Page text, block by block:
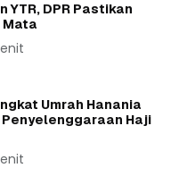
YTR, DPR Pastikan
Mata
Umrah Hanania
Haji